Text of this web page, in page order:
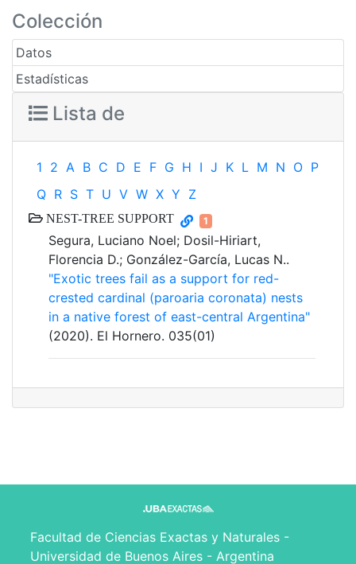
Colección
Datos
Estadísticas
Lista de
1 2 A B C D E F G H I J K L M N O P
Q R S T U V W X Y Z
NEST-TREE SUPPORT 1
Segura, Luciano Noel; Dosil-Hiriart,
Florencia D.; González-García, Lucas N..
"Exotic trees fail as a support for red-
crested cardinal (paroaria coronata) nests
in a native forest of east-central Argentina"
(2020). El Hornero. 035(01)
Facultad de Ciencias Exactas y Naturales -
Universidad de Buenos Aires - Argentina